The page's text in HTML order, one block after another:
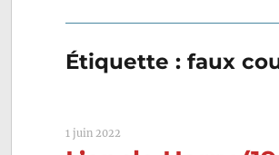
Étiquette :faux
1 juin 2022